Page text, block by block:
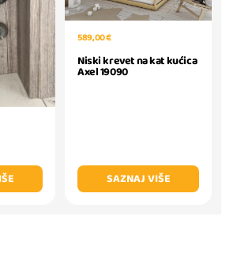
589,00 €
Niski krevet na kat kućica
Axel 19090
SAZNAJ VIŠE